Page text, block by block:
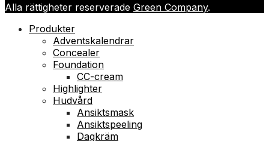
Alla rättigheter reserverade Green Company.
Produkter
Adventskalendrar
Concealer
Foundation
CC-cream
Highlighter
Hudvård
Ansiktsmask
Ansiktspeeling
Dagkräm